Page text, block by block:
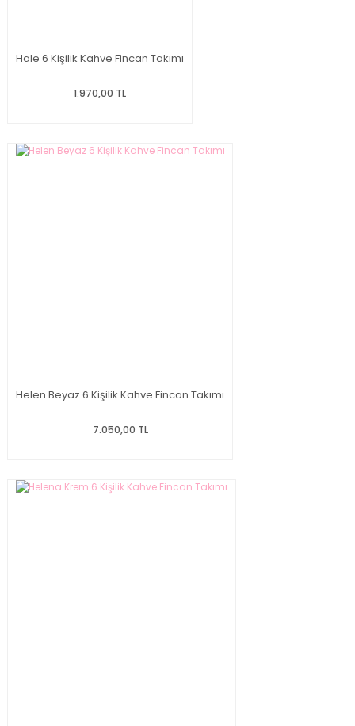
Hale 6 Kişilik Kahve Fincan Takımı
1.970,00 TL
Helen Beyaz 6 Kişilik Kahve Fincan Takımı
7.050,00 TL